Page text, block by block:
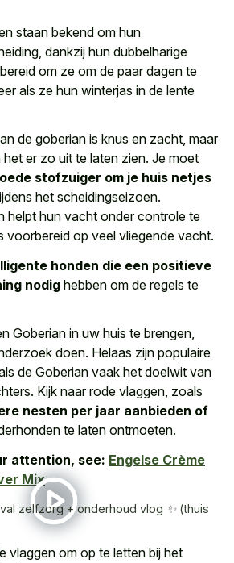
staan bekend om hun
dankzij hun dubbelharige
om ze om de paar dagen te
als ze hun winterjas in de lente
de goberian is knus en zacht, maar
er zo uit te laten zien. Je moet
stofzuiger om je huis netjes
het scheidingseizoen.
helpt hun vacht onder controle te
voorbereid op veel vliegende vacht.
honden die een positieve
nodig hebben om de regels te
Goberian in uw huis te brengen,
doen. Helaas zijn populaire
de Goberian vaak het doelwit van
Kijk naar rode vlaggen, zoals
nesten per jaar aanbieden of
te laten ontmoeten.
attention, see: Engelse Crème
Mix
val zelfzorg + onderhoud vlog ✨ (thuis
vlaggen om op te letten bij het